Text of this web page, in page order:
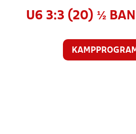
U6 3:3 (20) ½
KAMPPROGRAM